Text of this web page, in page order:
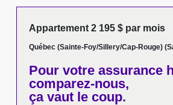
Appartement 2 195 $ par mois
Québec (Sainte-Foy/Sillery/Cap-Rouge)
Pour votreassurance
comparez-nous,
ça vaut le coup.